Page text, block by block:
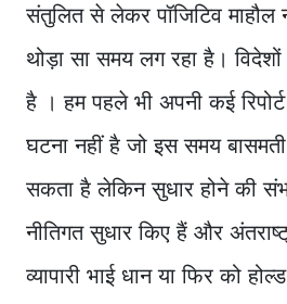
संतुलित से लेकर पॉजिटिव
थोड़ा सा समय लग रहा है।
है । हम पहले भी अपनी कई
घटना नहीं है जो इस समय
सकता है लेकिन सुधार होने की
नीतिगत सुधार किए हैं और
व्यापारी भाई धान या फिर को